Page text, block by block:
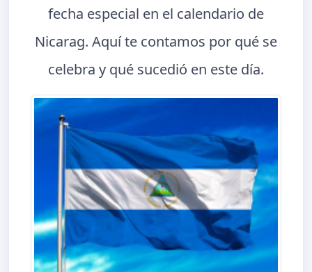
fecha especial en el calendario de
Nicarag. Aquí te contamos por qué se
celebra y qué sucedió en este día.